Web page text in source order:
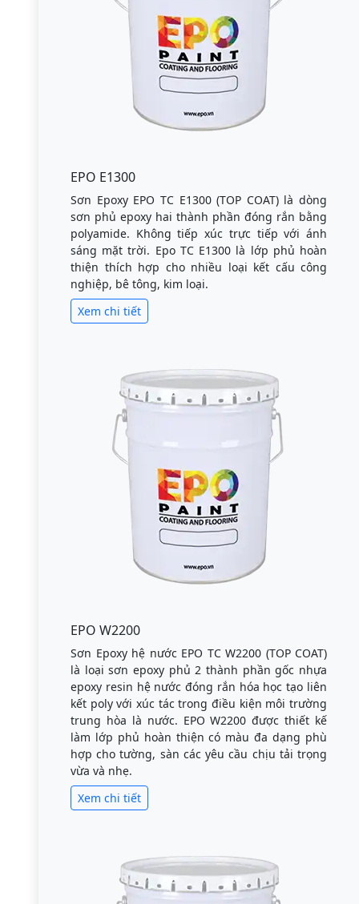
EPO E1300
Sơn Epoxy EPO TC E1300 (TOP COAT) là dòng
sơn phủ epoxy hai thành phần đóng rắn bằng
polyamide. Không tiếp xúc trực tiếp với ánh
sáng mặt trời. Epo TC E1300 là lớp phủ hoàn
thiện thích hợp cho nhiều loại kết cấu công
nghiệp, bê tông, kim loại.
Xem chi tiết
EPO W2200
Sơn Epoxy hệ nước EPO TC W2200 (TOP COAT)
là loại sơn epoxy phủ 2 thành phần gốc nhựa
epoxy resin hệ nước đóng rắn hóa học tạo liên
kết poly với xúc tác trong điều kiện môi trường
trung hòa là nước. EPO W2200 được thiết kế
làm lớp phủ hoàn thiện có màu đa dạng phù
hợp cho tường, sàn các yêu cầu chịu tải trọng
vừa và nhẹ.
Xem chi tiết